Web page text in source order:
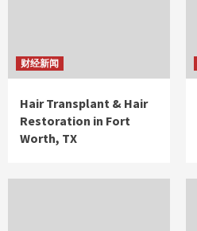
财经新闻
Hair Transplant & Hair
Restoration in Fort
Worth, TX